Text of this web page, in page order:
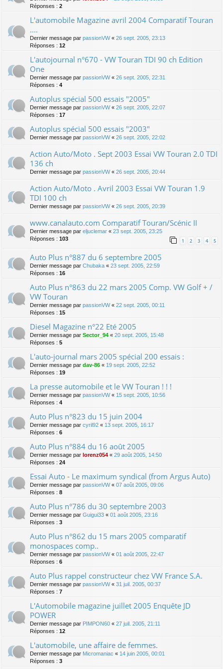
Réponses : 2
L'automobile Magazine avril 2004 Comparatif Touran
....
Dernier message par passionVW« 26 sept. 2005, 23:13
Réponses : 12
L'autojournal n°670 - VW Touran TDI 90 ch Edition
One
Dernier message par passionVW« 26 sept. 2005, 22:31
Réponses : 4
Autoplus spécial 500 essais "2005"
Dernier message par passionVW« 26 sept. 2005, 22:07
Réponses : 17
Autoplus spécial 500 essais "2003"
Dernier message par passionVW« 26 sept. 2005, 22:02
Action Auto/Moto . Sept 2003 Essai VW Touran 2.0 TDI
136 ch
Dernier message par passionVW« 26 sept. 2005, 20:44
Action Auto/Moto . Avril 2003 Essai VW Touran 1.9
TDI 100 ch
Dernier message par passionVW« 26 sept. 2005, 20:39
www.canalauto.com Comparatif Touran/Scénic II
Dernier message par eljuclemar « 23 sept. 2005, 23:25
Réponses : 103 1 2 3 4 5
Auto Plus n°887 du 6 septembre 2005
Dernier message par Chubaka « 23 sept. 2005, 22:59
Réponses : 16
Auto Plus n°863 du 22 mars 2005 Comp. VW Golf + /
VW Touran
Dernier message par passionVW« 22 sept. 2005, 00:11
Réponses : 15
Diesel Magazine n°22 Eté 2005
Dernier message par Sector_94 « 20 sept. 2005, 15:48
Réponses : 5
L'auto-journal mars 2005 spécial 200 essais :
Dernier message par dav-86 « 19 sept. 2005, 22:52
Réponses : 19
La presse automobile et le VW Touran ! ! !
Dernier message par passionVW« 15 sept. 2005, 10:56
Réponses : 4
Auto Plus n°823 du 15 juin 2004
Dernier message par cyril92 « 13 sept. 2005, 16:17
Réponses : 6
Auto Plus n°884 du 16 août 2005
Dernier message par lorenz054 « 29 août 2005, 14:50
Réponses : 24
Essai Auto - Le maximum syndical (from Argus Auto)
Dernier message par passionVW« 07 août 2005, 09:06
Réponses : 8
Auto Plus n°786 du 30 septembre 2003
Dernier message par Guigui33 « 01 août 2005, 23:16
Réponses : 3
Auto Plus n°862 du 15 mars 2005 comparatif
monospaces comp..
Dernier message par passionVW« 01 août 2005, 22:47
Réponses : 6
Auto Plus rappel constructeur chez VW France S.A.
Dernier message par passionVW« 31 juil. 2005, 00:37
Réponses : 7
L'Automobile magazine juillet 2005 Enquête JD
POWER
Dernier message par PIMPON60 « 27 juil. 2005, 21:11
Réponses : 12
L'automobile, une affaire de femmes.
Dernier message par Micromaniac « 14 juin 2005, 00:01
Réponses : 3